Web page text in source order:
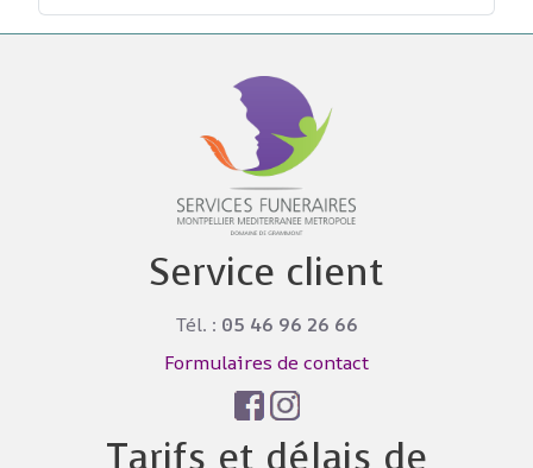
Service client
Tél. : 05 46 96 26 66
Formulaires de contact